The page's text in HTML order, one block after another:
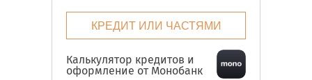
КРЕДИТ ИЛИ ЧАСТЯМИ
Калькулятор кредитов и
оформление от Монобанк